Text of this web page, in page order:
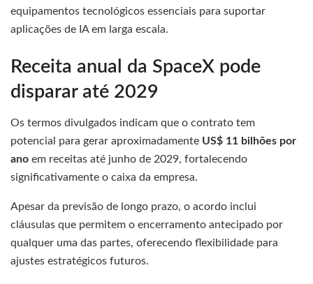
equipamentos tecnológicos essenciais para suportar
aplicações de IA em larga escala.
Receita anual da SpaceX pode
disparar até 2029
Os termos divulgados indicam que o contrato tem
potencial para gerar aproximadamente US$ 11 bilhões por
ano em receitas até junho de 2029, fortalecendo
significativamente o caixa da empresa.
Apesar da previsão de longo prazo, o acordo inclui
cláusulas que permitem o encerramento antecipado por
qualquer uma das partes, oferecendo flexibilidade para
ajustes estratégicos futuros.